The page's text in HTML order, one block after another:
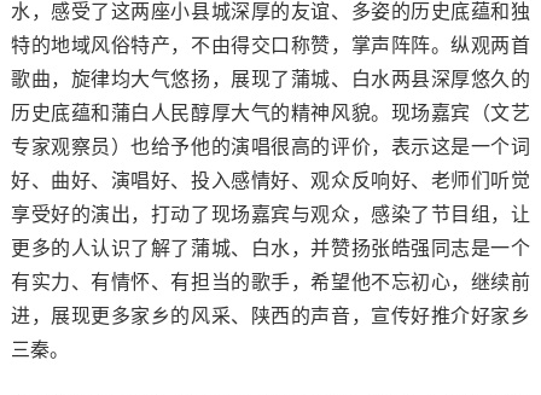
水，感受了这两座小县城深厚的友谊、多姿的历史底蕴和独
特的地域风俗特产，不由得交口称赞，掌声阵阵。纵观两首
歌曲，旋律均大气悠扬，展现了蒲城、白水两县深厚悠久的
历史底蕴和蒲白人民醇厚大气的精神风貌。现场嘉宾（文艺
专家观察员）也给予他的演唱很高的评价，表示这是一个词
好、曲好、演唱好、投入感情好、观众反响好、老师们听觉
享受好的演出，打动了现场嘉宾与观众，感染了节目组，让
更多的人认识了解了蒲城、白水，并赞扬张皓强同志是一个
有实力、有情怀、有担当的歌手，希望他不忘初心，继续前
进，展现更多家乡的风采、陕西的声音，宣传好推介好家乡
三秦。